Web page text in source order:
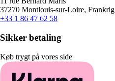
37270 Montlouis-sur-Loire, Frankrig
+33 1 86 47 62 58
Sikker betaling
Køb trygt på vores side